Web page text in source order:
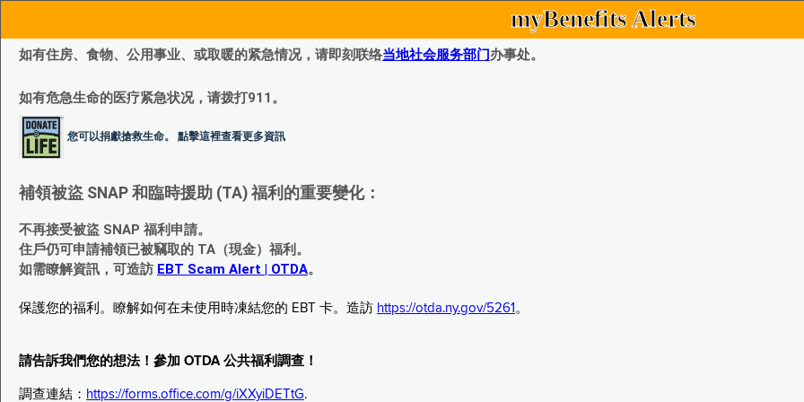
myBenefits Alerts
如有住房、食物、公用事业、或取暖的紧急情况，请即刻联络当地社会服务部门办事处。
如有危急生命的医疗紧急状况，请拨打911。
您可以捐獻搶救生命。 點擊這裡查看更多資訊
補領被盜 SNAP 和臨時援助 (TA) 福利的重要變化：
不再接受被盜 SNAP 福利申請。
住戶仍可申請補領已被竊取的 TA（現金）福利。
如需瞭解資訊，可造訪 EBT Scam Alert | OTDA。
保護您的福利。瞭解如何在未使用時凍結您的 EBT 卡。造訪 https://otda.ny.gov/5261 。
請告訴我們您的想法！參加 OTDA 公共福利調查！
調查連結： https://forms.office.com/g/iXXyiDETtG.